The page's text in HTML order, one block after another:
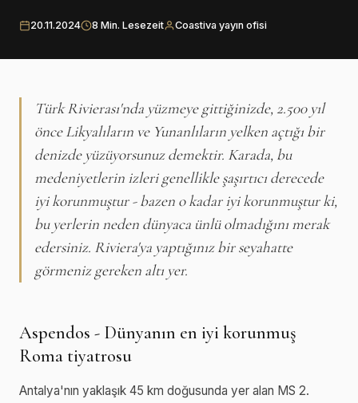
20.11.2024 8 Min. Lesezeit Coastiva yayın ofisi
Türk Rivierası'nda yüzmeye gittiğinizde, 2.500 yıl
önce Likyalıların ve Yunanlıların yelken açtığı bir
denizde yüzüyorsunuz demektir. Karada, bu
medeniyetlerin izleri genellikle şaşırtıcı derecede
iyi korunmuştur - bazen o kadar iyi korunmuştur ki,
bu yerlerin neden dünyaca ünlü olmadığını merak
edersiniz. Riviera'ya yaptığınız bir seyahatte
görmeniz gereken altı yer.
Aspendos - Dünyanın en iyi korunmuş
Roma tiyatrosu
Antalya'nın yaklaşık 45 km doğusunda yer alan MS 2.